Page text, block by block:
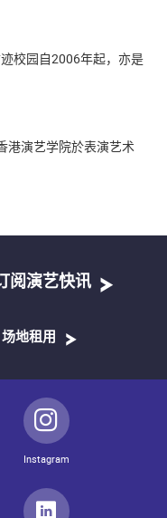
校园自2006年起，亦是
港演艺学院於表演艺术
阅演艺快讯
场地租用
Instagram